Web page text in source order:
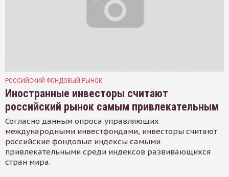
РОССИЙСКИЙ ФОНДОВЫЙ РЫНОК
Иностранные инвесторы считают
российский рынок самым привлекательным
Согласно данным опроса управляющих
международными инвестфондами, инвесторы считают
российские фондовые индексы самыми
привлекательными среди индексов развивающихся
стран мира.